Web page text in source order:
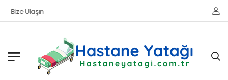
Bize Ulaşın